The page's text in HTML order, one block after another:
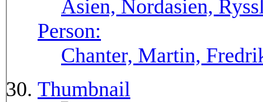
Asien, Nordasien,
Person:
Chanter, Martin,
Thumbnail